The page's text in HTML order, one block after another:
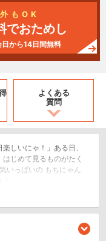
もOK
でおためし
から14日間無料
よくある
質問
しいにゃ！」ある日、
じめて見るものがたく
いっぱいの もちにゃん